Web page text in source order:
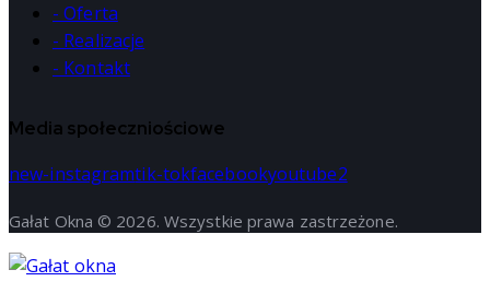
- Oferta
- Realizacje
- Kontakt
Media społeczniościowe
new-instagramtik-tokfacebookyoutube2
Gałat Okna © 2026. Wszystkie prawa zastrzeżone.